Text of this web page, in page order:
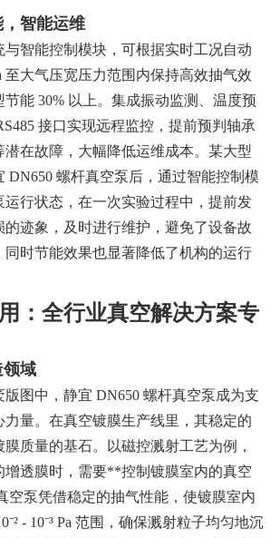
，智能运维
与智能控制模块，可根据实时工况自动
至大气压宽压力范围内保持高效抽气效
能 30% 以上。集成振动监测、温度预
接口实现远程监控，提前预判轴承
潜在故障，大幅降低运维成本。某大型
DN650 螺杆真空泵后，通过智能控制模
运行状态，在一次实验过程中，提前发
的迹象，及时进行维护，避免了设备故
同时节能效果也显著降低了机构的运行
：全行业真空解决方案专
领域
图中，静宜 DN650 螺杆真空泵成为支
力量。在真空镀膜生产线里，其稳定的
质量的基石。以磁控溅射工艺为例，
增透膜时，需要**控制镀膜室内的真空
空泵凭借稳定的抽气性能，使镀膜室内
⁻² - 10⁻³ Pa 范围，确保溅射粒子均匀地沉